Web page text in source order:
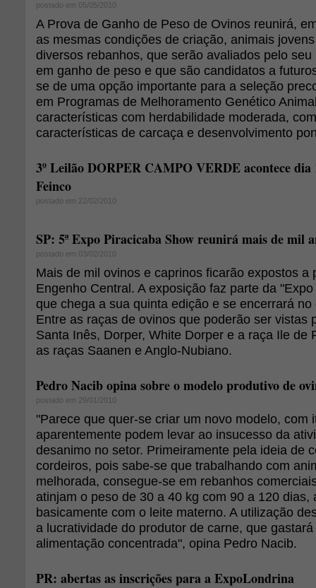
postado em 05/05/2010
A Prova de Ganho de Peso de Ovinos reunirá,
as mesmas condições de criação, animais
diversos rebanhos, que serão avaliados pelo
em ganho de peso e que são candidatos a
se de uma opção importante para a seleção
em Programas de Melhoramento Genético
características com herdabilidade moderada,
características de carcaça e desenvolvimento
3º Leilão DORPER CAMPO VERDE acontece
Feinco
postado em 22/02/2010
SP: 5ª Expo Piracicaba Show reunirá mais de mil
postado em 03/02/2010
Mais de mil ovinos e caprinos ficarão expostos a
Engenho Central. A exposição faz parte da
que chega a sua quinta edição e se encerrará
Entre as raças de ovinos que poderão ser vistas
Santa Inês, Dorper, White Dorper e a raça Ile de
as raças Saanen e Anglo-Nubiano.
Pedro Nacib opina sobre o modelo produtivo de
postado em 29/01/2010
"Parece que quer-se criar um novo modelo, com
aparentemente podem levar ao insucesso da
desanimo no setor. Primeiramente pela ideia de
cordeiros, pois sabe-se que trabalhando com
melhorada, consegue-se em rebanhos
atinjam o peso de 30 a 40 kg com 90 a 120 dias,
basicamente com o leite materno. A utilização
a lucratividade do produtor de carne, que
alimentação concentrada", opina Pedro Nacib.
PR: abertas as inscrições para a ExpoLondrina